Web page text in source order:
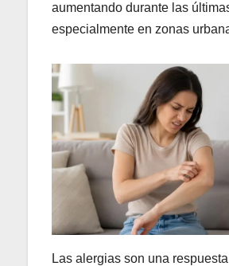
aumentando durante las
especialmente en zonas
Las alergias son una